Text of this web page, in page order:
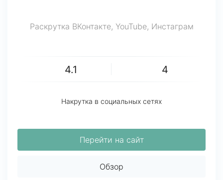
Раскрутка ВКонтакте, YouTube, Инстаграм
4.1 4
Накрутка в социальных сетях
Перейти на сайт
Обзор